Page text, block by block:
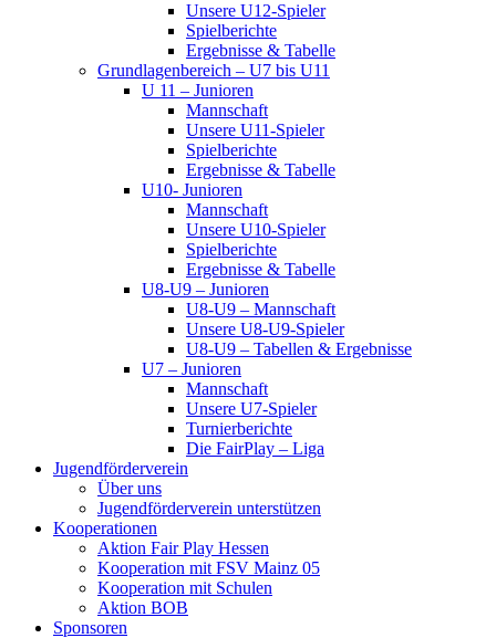
Unsere U12-Spieler
Spielberichte
Ergebnisse & Tabelle
Grundlagenbereich – U7 bis U11
U 11 – Junioren
Mannschaft
Unsere U11-Spieler
Spielberichte
Ergebnisse & Tabelle
U10- Junioren
Mannschaft
Unsere U10-Spieler
Spielberichte
Ergebnisse & Tabelle
U8-U9 – Junioren
U8-U9 – Mannschaft
Unsere U8-U9-Spieler
U8-U9 – Tabellen & Ergebnisse
U7 – Junioren
Mannschaft
Unsere U7-Spieler
Turnierberichte
Die FairPlay – Liga
Jugendförderverein
Über uns
Jugendförderverein unterstützen
Kooperationen
Aktion Fair Play Hessen
Kooperation mit FSV Mainz 05
Kooperation mit Schulen
Aktion BOB
Sponsoren